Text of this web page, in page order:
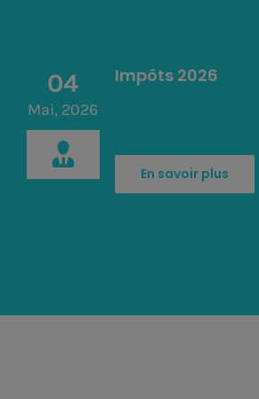
04
Mai, 2026
Impôts 2026
En savoir plus